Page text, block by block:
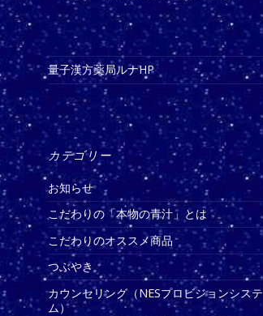
量子漢方薬局ルナHP
カテゴリー
お知らせ
こだわりの「本物の青汁」とは
こだわりのオススメ商品
つぶやき
カウンセリング（NESプロビジョンシステ
ム）